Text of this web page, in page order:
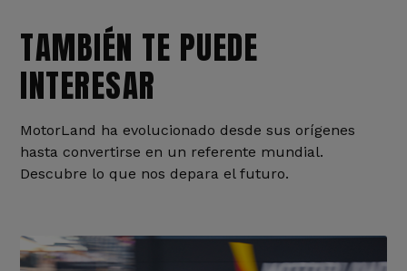
TAMBIÉN TE PUEDE
INTERESAR
MotorLand ha evolucionado desde sus orígenes
hasta convertirse en un referente mundial.
Descubre lo que nos depara el futuro.